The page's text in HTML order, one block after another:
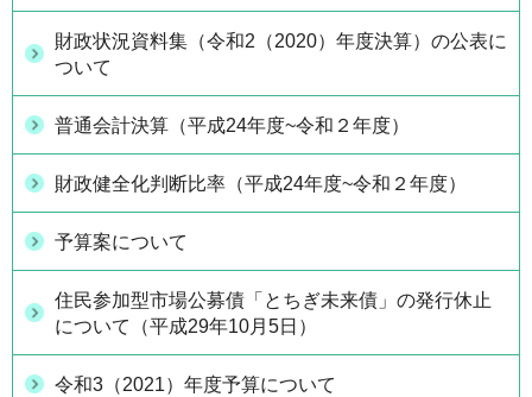
財政状況資料集（令和2（2020）年度決算）の公表に
ついて
普通会計決算（平成24年度~令和２年度）
財政健全化判断比率（平成24年度~令和２年度）
予算案について
住民参加型市場公募債「とちぎ未来債」の発行休止
について（平成29年10月5日）
令和3（2021）年度予算について